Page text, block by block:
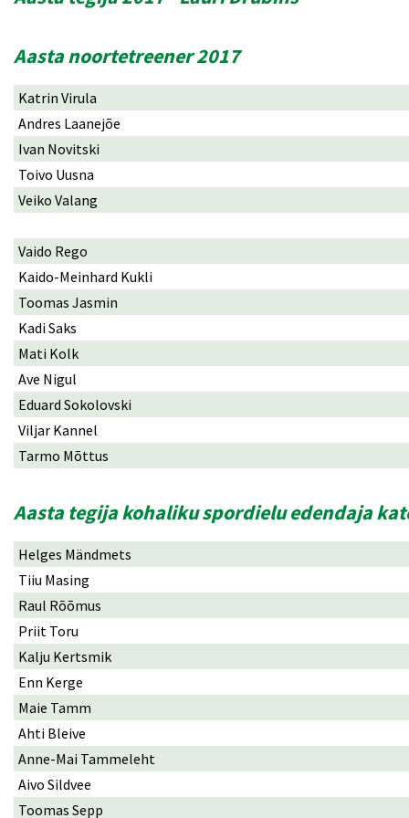
Aasta noortetreener 2017
Katrin Virula
Andres Laanejõe
Ivan Novitski
Toivo Uusna
Veiko Valang
Vaido Rego
Kaido-Meinhard Kukli
Toomas Jasmin
Kadi Saks
Mati Kolk
Ave Nigul
Eduard Sokolovski
Viljar Kannel
Tarmo Mõttus
Aasta tegija kohaliku spordielu edendaja
Helges Mändmets
Tiiu Masing
Raul Rõõmus
Priit Toru
Kalju Kertsmik
Enn Kerge
Maie Tamm
Ahti Bleive
Anne-Mai Tammeleht
Aivo Sildvee
Toomas Sepp